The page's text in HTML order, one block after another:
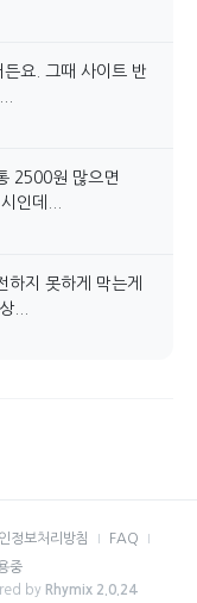
요. 그때 사이트 반
2500원 많으면
인데...
지 못하게 막는게
...
정보처리방침
FAQ
중
by Rhymix 2.0.24